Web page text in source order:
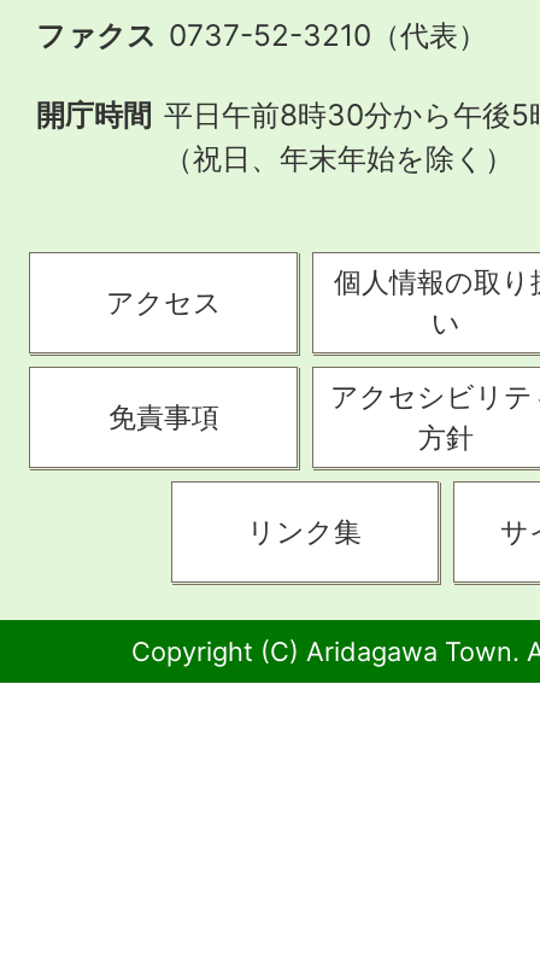
ファクス 0737-52-3210（代表）
開庁時間 平日午前8時30分から午後5
（祝日、年末年始を除く）
アクセス
個人情報の取り
い
免責事項
アクセシビリテ
方針
リンク集 サ
Copyright (C) Aridagawa Town.